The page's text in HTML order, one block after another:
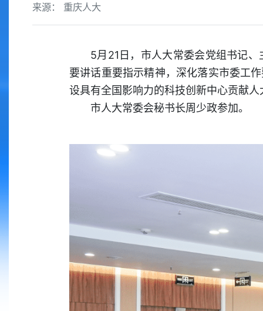
来源： 重庆人大
5月21日，市人大常委会党组书记
要讲话重要指示精神，深化落实市委工
设具有全国影响力的科技创新中心贡献人
市人大常委会秘书长周少政参加。